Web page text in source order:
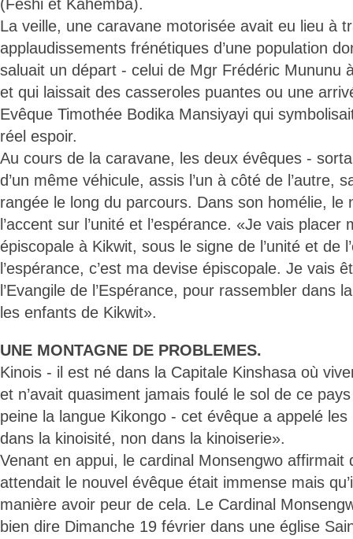
(Feshi et Kahemba).
La veille, une caravane motorisée avait eu lieu à
applaudissements frénétiques d’une population
saluait un départ - celui de Mgr Frédéric Mununu
et qui laissait des casseroles puantes ou une
Evêque Timothée Bodika Mansiyayi qui
réel espoir.
Au cours de la caravane, les deux évêques -
d’un même véhicule, assis l’un à côté de l’autre,
rangée le long du parcours. Dans son homélie, le
l’accent sur l’unité et l’espérance. «Je vais placer
épiscopale à Kikwit, sous le signe de l’unité et de
l’espérance, c’est ma devise épiscopale. Je vais
l’Evangile de l’Espérance, pour rassembler dans
les enfants de Kikwit».
UNE MONTAGNE DE PROBLEMES.
Kinois - il est né dans la Capitale Kinshasa où
et n’avait quasiment jamais foulé le sol de ce
peine la langue Kikongo - cet évêque a appelé
dans la kinoisité, non dans la kinoiserie».
Venant en appui, le cardinal Monsengwo affirmait
attendait le nouvel évêque était immense mais
manière avoir peur de cela. Le Cardinal
bien dire Dimanche 19 février dans une église